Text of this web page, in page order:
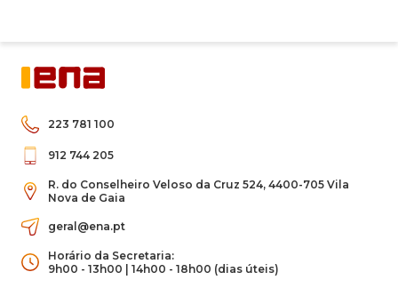
223 781 100
912 744 205
R. do Conselheiro Veloso da Cruz 524, 4400-705 Vila
Nova de Gaia
geral@ena.pt
Horário da Secretaria:
9h00 - 13h00 | 14h00 - 18h00 (dias úteis)